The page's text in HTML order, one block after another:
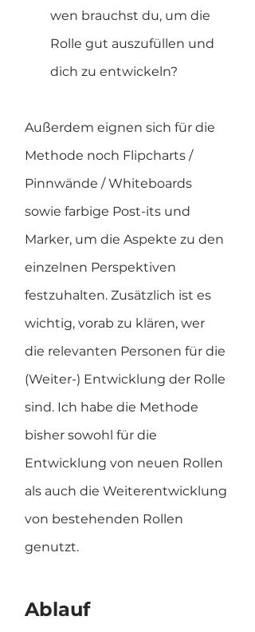
wen brauchst du, um die
Rolle gut auszufüllen und
dich zu entwickeln?
Außerdem eignen sich für die
Methode noch Flipcharts /
Pinnwände / Whiteboards
sowie farbige Post-its und
Marker, um die Aspekte zu den
einzelnen Perspektiven
festzuhalten. Zusätzlich ist es
wichtig, vorab zu klären, wer
die relevanten Personen für die
(Weiter-) Entwicklung der Rolle
sind. Ich habe die Methode
bisher sowohl für die
Entwicklung von neuen Rollen
als auch die Weiterentwicklung
von bestehenden Rollen
genutzt.
Ablauf